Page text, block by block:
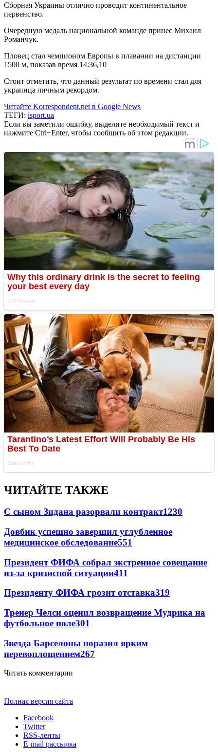
Сборная Украины отлично проводит континентальное
первенство.
Очередную медаль национальной команде принес Михаил
Романчук.
Пловец стал чемпионом Европы в плавании на дистанции
1500 м, показав время 14:36,10
Стоит отметить, что данный результат по времени стал для
украинца личным рекордом.
Читайте Korrespondent.net в Google News
ТЕГИ: isport.ua
Если вы заметили ошибку, выделите необходимый текст и
нажмите Ctrl+Enter, чтобы сообщить об этом редакции.
ЧИТАЙТЕ ТАКЖЕ
С сыном Зидана разорвали контракт1230
Довбик успешно завершил углубленное
медицинское обследование551
Президент ФИФА собрал экстренное совещание
из-за кризисной ситуации411
Президенту ФИФА грозит отставка319
Тренер Челси оценил возвращение Мудрика на
футбольное поле301
Звезда Барселоны поразил ярким
перевоплощением267
Читать комментарии
Полная версия сайта
Facebook
Twitter
RSS-ленты
E-mail рассылка